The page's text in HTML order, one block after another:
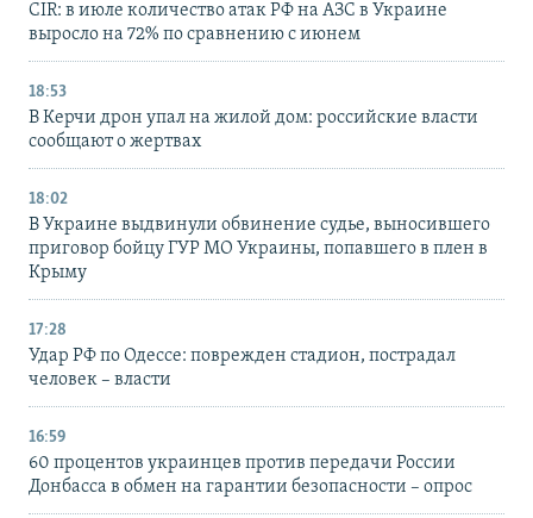
CIR: в июле количество атак РФ на АЗС в Украине
выросло на 72% по сравнению с июнем
18:53
В Керчи дрон упал на жилой дом: российские власти
сообщают о жертвах
18:02
В Украине выдвинули обвинение судье, выносившего
приговор бойцу ГУР МО Украины, попавшего в плен в
Крыму
17:28
Удар РФ по Одессе: поврежден стадион, пострадал
человек – власти
16:59
60 процентов украинцев против передачи России
Донбасса в обмен на гарантии безопасности – опрос